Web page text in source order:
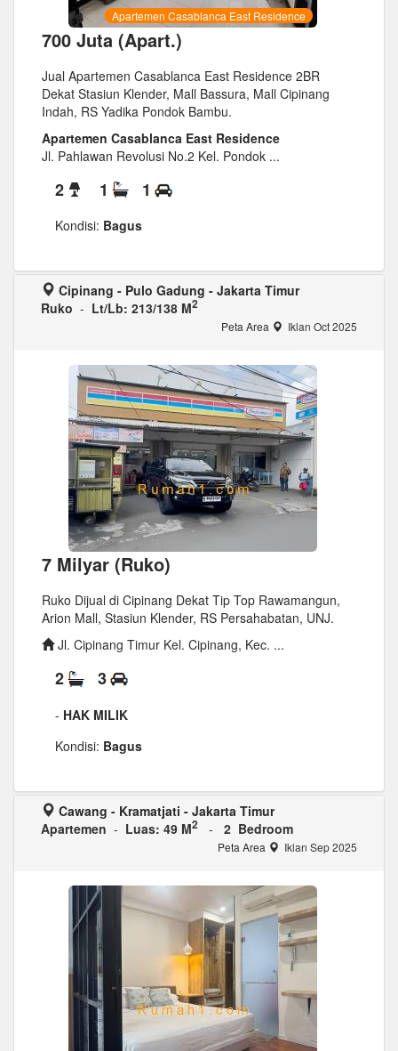
Apartemen Casablanca East Residence
700 Juta (Apart.)
Jual Apartemen Casablanca East Residence 2BR
Dekat Stasiun Klender, Mall Bassura, Mall Cipinang
Indah, RS Yadika Pondok Bambu.
Apartemen Casablanca East Residence
Jl. Pahlawan Revolusi No.2 Kel. Pondok ...
2 1 1
Kondisi: Bagus
Cipinang - Pulo Gadung - Jakarta Timur
Ruko - Lt/Lb: 213/138 M2
Peta Area Iklan Oct 2025
7 Milyar (Ruko)
Ruko Dijual di Cipinang Dekat Tip Top Rawamangun,
Arion Mall, Stasiun Klender, RS Persahabatan, UNJ.
Jl. Cipinang Timur Kel. Cipinang, Kec. ...
2 3
- HAK MILIK
Kondisi: Bagus
Cawang - Kramatjati - Jakarta Timur
Apartemen - Luas: 49 M2 - 2 Bedroom
Peta Area Iklan Sep 2025